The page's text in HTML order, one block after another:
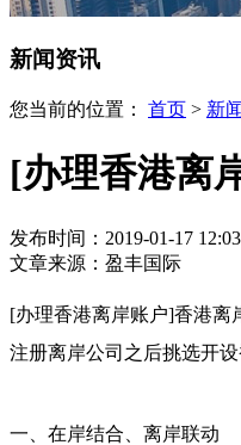
新闻资讯
您当前的位置： 首页 > 新
[办理香港离
发布时间：2019-01-17
文章来源：盈丰国际
[办理香港离岸账户]香港离
注册离岸公司之后挑选开
一、在岸结合、离岸联动